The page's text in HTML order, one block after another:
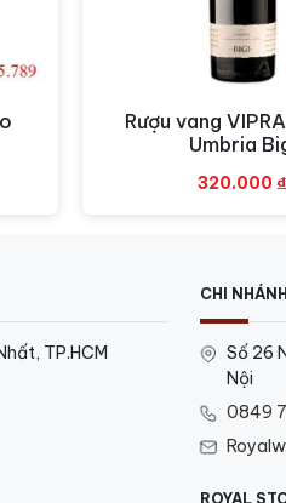
Xem
Rượu vang
Umbria
320.000 ₫
TP.HCM
CHI
Số 26
Nội
0849
ROYAL